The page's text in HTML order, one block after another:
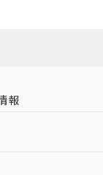
項・凡例
報